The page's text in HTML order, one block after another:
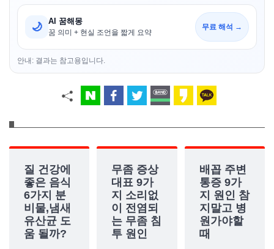
🌙 AI 꿈해몽
꿈 의미 + 현실 조언을 짧게 요약
무료 해석 →
안내: 결과는 참고용입니다.
질 건강에
좋은 음식
6가지 분
비물,냄새
유산균 도
움 될까?
무좀 증상
대표 9가
지 소리없
이 전염되
는 무좀 침
투 원인
배꼽 주변
통증 9가
지 원인 참
지말고 병
원가야할
때